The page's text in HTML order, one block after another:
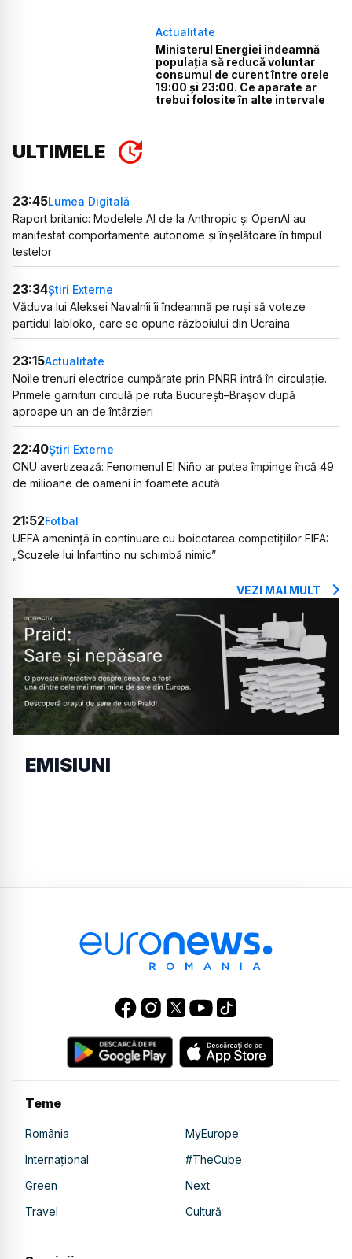
Actualitate
Ministerul Energiei îndeamnă
populația să reducă voluntar
consumul de curent între orele
19:00 și 23:00. Ce aparate ar
trebui folosite în alte intervale
ULTIMELE
23:45Lumea Digitală
Raport britanic: Modelele AI de la Anthropic și OpenAI au
manifestat comportamente autonome și înșelătoare în timpul
testelor
23:34Știri Externe
Văduva lui Aleksei Navalnîi îi îndeamnă pe ruși să voteze
partidul Iabloko, care se opune războiului din Ucraina
23:15Actualitate
Noile trenuri electrice cumpărate prin PNRR intră în circulație.
Primele garnituri circulă pe ruta București–Brașov după
aproape un an de întârzieri
22:40Știri Externe
ONU avertizează: Fenomenul El Niño ar putea împinge încă 49
de milioane de oameni în foamete acută
21:52Fotbal
UEFA amenință în continuare cu boicotarea competițiilor FIFA:
„Scuzele lui Infantino nu schimbă nimic”
VEZI MAI MULT
EMISIUNI
Teme
România
MyEurope
Internațional
#TheCube
Green
Next
Travel
Cultură